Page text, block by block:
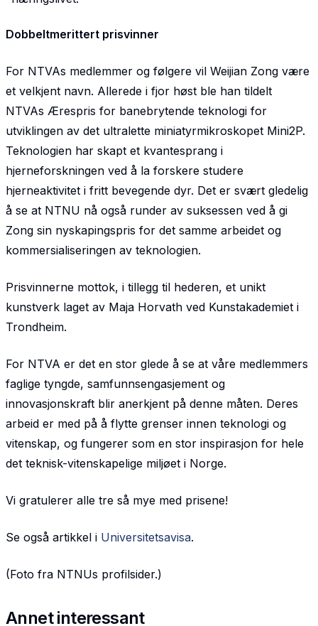
Dobbeltmerittert prisvinner
For NTVAs medlemmer og følgere vil Weijian Zong være
et velkjent navn. Allerede i fjor høst ble han tildelt
NTVAs Ærespris for banebrytende teknologi for
utviklingen av det ultralette miniatyrmikroskopet Mini2P.
Teknologien har skapt et kvantesprang i
hjerneforskningen ved å la forskere studere
hjerneaktivitet i fritt bevegende dyr. Det er svært gledelig
å se at NTNU nå også runder av suksessen ved å gi
Zong sin nyskapingspris for det samme arbeidet og
kommersialiseringen av teknologien.
Prisvinnerne mottok, i tillegg til hederen, et unikt
kunstverk laget av Maja Horvath ved Kunstakademiet i
Trondheim.
For NTVA er det en stor glede å se at våre medlemmers
faglige tyngde, samfunnsengasjement og
innovasjonskraft blir anerkjent på denne måten. Deres
arbeid er med på å flytte grenser innen teknologi og
vitenskap, og fungerer som en stor inspirasjon for hele
det teknisk-vitenskapelige miljøet i Norge.
Vi gratulerer alle tre så mye med prisene!
Se også artikkel i Universitetsavisa.
(Foto fra NTNUs profilsider.)
Annet interessant